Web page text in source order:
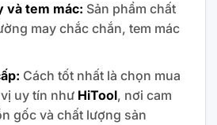
và tem mác: Sản phẩm chất
may chắc chắn, tem mác
Cách tốt nhất là chọn mua
uy tín như HiTool, nơi cam
gốc và chất lượng sản